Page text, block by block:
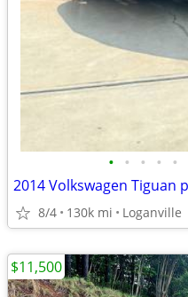
• • • • •
2014 Volkswagen Tiguan
8/4 130k mi Loganville
$11,500